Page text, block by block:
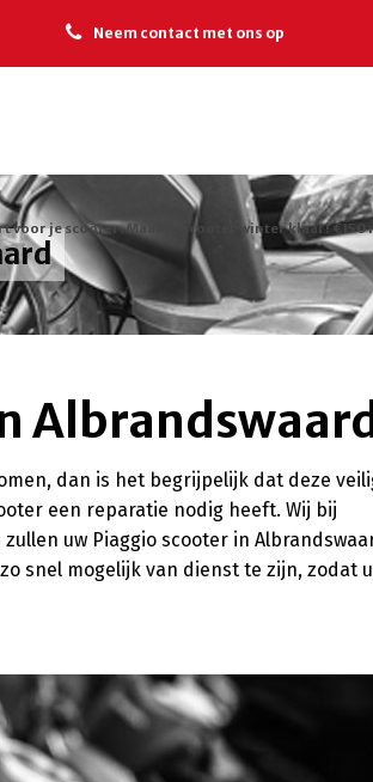
Neem contact met ons op
voor je scooter. Maak je scooter winter klaar! €150
Albrandswaard
dan is het begrijpelijk dat deze
een reparatie nodig heeft. Wij bij
uw Piaggio scooter in
snel mogelijk van dienst te zijn, zodat u